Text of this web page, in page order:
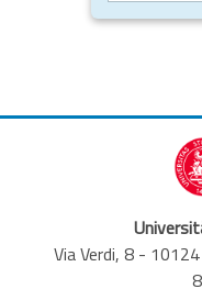
Via Verdi, 8 -